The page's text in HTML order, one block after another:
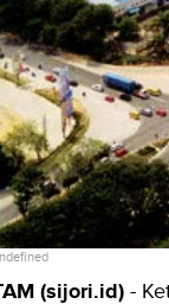
(sijori.id)-